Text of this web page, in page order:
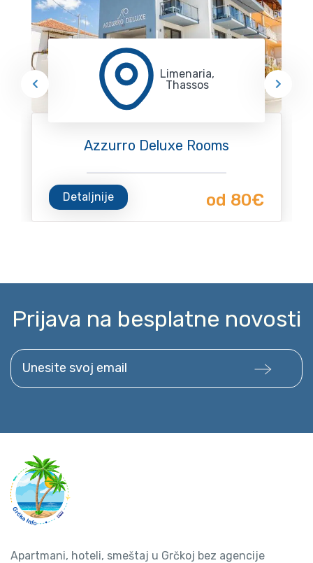
Limenaria,
Thassos
Azzurro Deluxe Rooms
Detaljnije od 80€
Prijava na besplatne novosti
Unesite svoj email
Apartmani, hoteli, smeštaj u Grčkoj bez agencije